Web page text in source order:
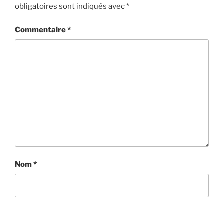
obligatoires sont indiqués avec*
Commentaire*
Nom*